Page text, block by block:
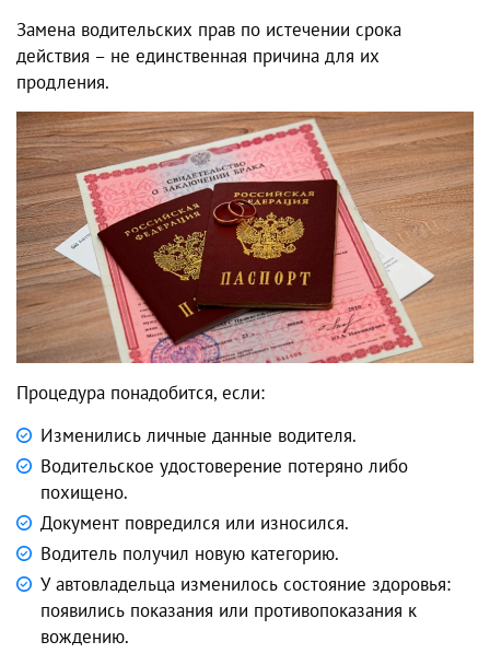
Замена водительских прав по истечении срока
действия – не единственная причина для их
продления.
Процедура понадобится, если:
Изменились личные данные водителя.
Водительское удостоверение потеряно либо
похищено.
Документ повредился или износился.
Водитель получил новую категорию.
У автовладельца изменилось состояние здоровья:
появились показания или противопоказания к
вождению.